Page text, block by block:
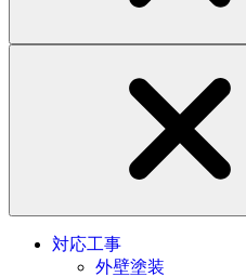
対応工事
外壁塗装